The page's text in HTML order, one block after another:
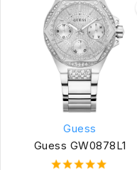
Guess
Guess GW0878L1